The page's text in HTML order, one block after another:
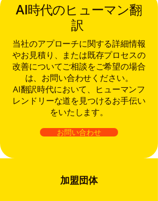
AI時代のヒューマン翻
訳
当社のアプローチに関する詳細情報
やお見積り、または既存プロセスの
改善についてご相談をご希望の場合
は、お問い合わせください。
AI翻訳時代において、ヒューマンフ
レンドリーな道を見つけるお手伝い
をいたします。
お問い合わせ
加盟団体